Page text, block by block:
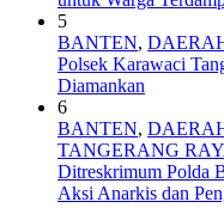
5
BANTEN,
Polsek Karawaci
Diamankan
6
BANTEN,
TANGERANG
Ditreskrimum Polda
Aksi Anarkis dan